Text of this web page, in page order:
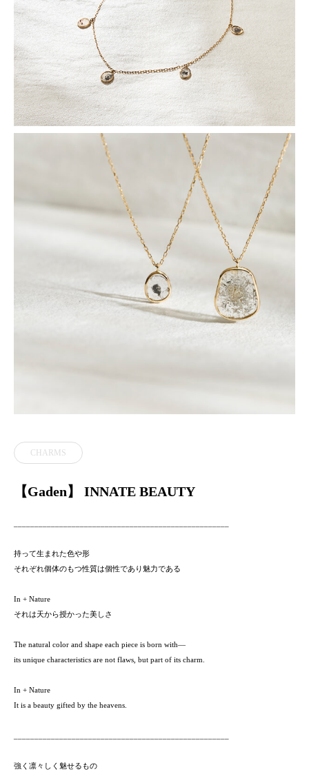
CHARMS
【Gaden】 INNATE BEAUTY
持って生まれた色や形
それぞれ個体のもつ性質は個性であり魅力である
In + Nature
それは天から授かった美しさ
The natural color and shape each piece is born with—
its unique characteristics are not flaws, but part of its charm.
In + Nature
It is a beauty gifted by the heavens.
強く凛々しく魅せるもの